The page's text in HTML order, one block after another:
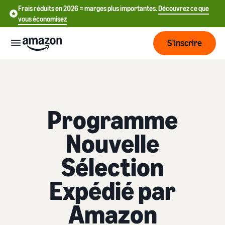
Frais réduits en 2026 = marges plus importantes.Découvrez ce que
vous économisez
Commencez
à vendre
sur Amazon
Introduction à la vente
Comment devenir un
vendeur Amazon
Créez votre compte
Expédier
d'ensemble
Expédié par Amazon
Externalisez la gestion des
Tarification
S'inscrire
Programme
Nouvelle
Sélection
Expédié par
Amazon